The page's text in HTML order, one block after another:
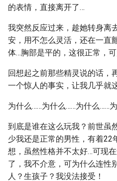
的表情，直接离开了…
我突然反应过来，趁她转身离
安，用不怎么灵活，还在一直
体…胸部是平的，这很正常，
回想起之前那些精灵说的话，
一个惊人的事实，让我几乎就
为什么……为什么……为什么……
到底是谁在这么玩我？前世虽
少我还是正常的男性，有着22
想，虽然性格并不太好…可现
了，我不介意，可为什么连性
人？生孩子？我没法接受！